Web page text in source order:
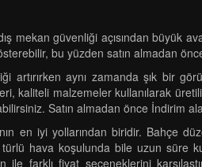
mekan güvenliği açısından
bu yüzden satın almadan
artırırken aynı zamanda şık bir
kaliteli malzemeler kullanılarak
Satın almadan önce İndirim
en iyi yollarından biridir. Bahçe
türlü hava koşulunda bile uzun süre
farklı fiyat seçeneklerini